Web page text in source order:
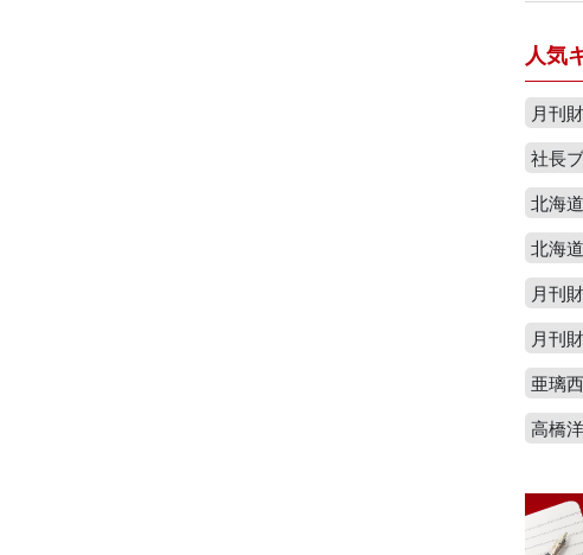
人気
月刊
社長
北海
北海
月刊
月刊
亜璃
高橋